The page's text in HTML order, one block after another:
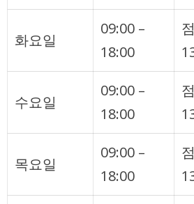
화요일
09:00 –
18:00
수요일
09:00 –
18:00
목요일
09:00 –
18:00